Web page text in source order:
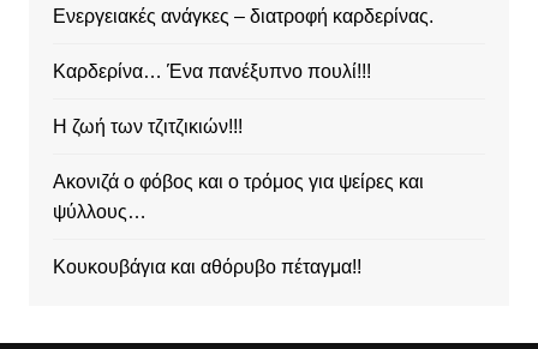
Ενεργειακές ανάγκες – διατροφή καρδερίνας.
Καρδερίνα… Ένα πανέξυπνο πουλί!!!
Η ζωή των τζιτζικιών!!!
Ακονιζά ο φόβος και ο τρόμος για ψείρες και
ψύλλους…
Κουκουβάγια και αθόρυβο πέταγμα!!